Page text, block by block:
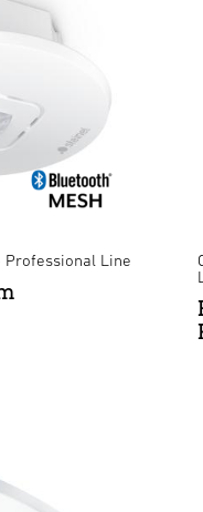
Professional Line